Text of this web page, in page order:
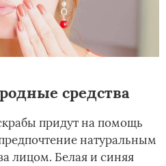
средства
придут на помощь
натуральным
лицом. Белая и синяя